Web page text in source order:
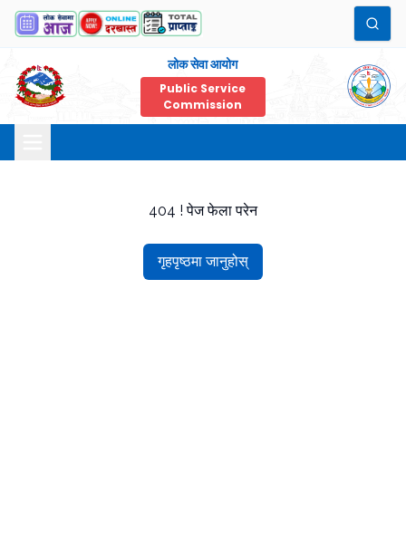
लोक सेवा आयोग
Public Service
Commission
404 ! पेज फेला परेन
गृहपृष्ठमा जानुहोस्